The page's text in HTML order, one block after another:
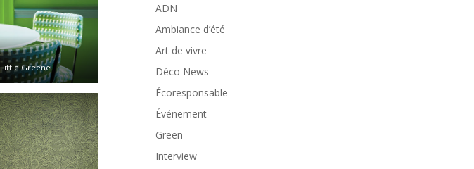
Little Greene
ADN
Ambiance d’été
Art de vivre
Déco News
Écoresponsable
Événement
Green
Interview